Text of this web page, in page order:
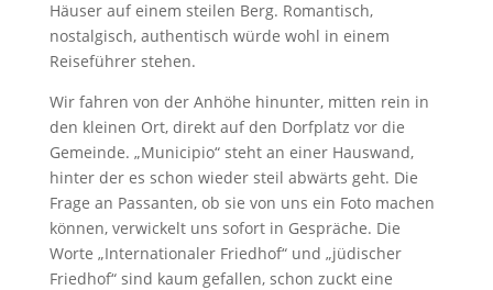
Häuser auf einem steilen Berg. Romantisch,
nostalgisch, authentisch würde wohl in einem
Reiseführer stehen.
Wir fahren von der Anhöhe hinunter, mitten rein in
den kleinen Ort, direkt auf den Dorfplatz vor die
Gemeinde. „Municipio“ steht an einer Hauswand,
hinter der es schon wieder steil abwärts geht. Die
Frage an Passanten, ob sie von uns ein Foto machen
können, verwickelt uns sofort in Gespräche. Die
Worte „Internationaler Friedhof“ und „jüdischer
Friedhof“ sind kaum gefallen, schon zuckt eine